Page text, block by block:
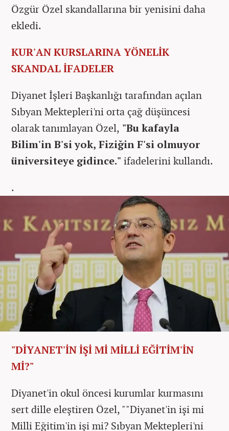
Özgür Özel skandallarına bir yenisini daha
ekledi.
KUR'AN KURSLARINA YÖNELİK
SKANDAL İFADELER
Diyanet İşleri Başkanlığı tarafından açılan
Sıbyan Mektepleri'ni orta çağ düşüncesi
olarak tanımlayan Özel, "Bu kafayla
Bilim'in B'si yok, Fiziğin F'si olmuyor
üniversiteye gidince." ifadelerini kullandı.
.
"DİYANET'İN İŞİ Mİ MİLLİ EĞİTİM'İN
Mİ?"
Diyanet'in okul öncesi kurumlar kurmasını
sert dille eleştiren Özel, ""Diyanet'in işi mi
Milli Eğitim'in işi mi? Sıbyan Mektepleri'ni